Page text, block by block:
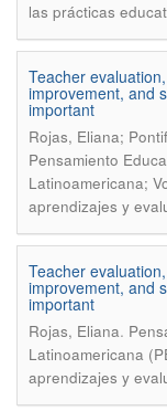
las prácticas
Teacher
improvement, and
important
Rojas, Eliana;
Pensamiento
Latinoamericana;
aprendizajes y
Teacher
improvement, and
important
Rojas, Eliana.
Latinoamericana
aprendizajes y